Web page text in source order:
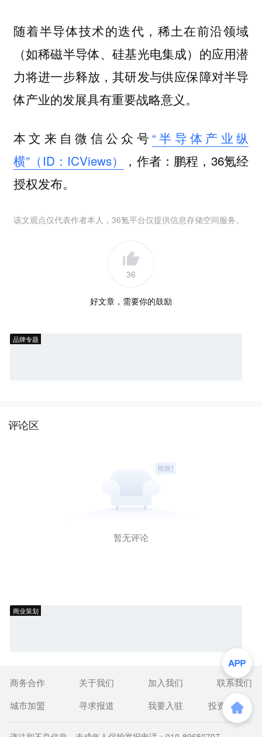
随着半导体技术的迭代，稀土在前沿领域
（如稀磁半导体、硅基光电集成）的应用潜
力将进一步释放，其研发与供应保障对半导
体产业的发展具有重要战略意义。
本文来自微信公众号 “半导体产业纵
横”（ID：ICViews）
，作者：鹏程，36氪经
授权发布。
该文观点仅代表作者本人，36氪平台仅提供信息存储空间服务。
36
好文章，需要你的鼓励
品牌专题
评论区
暂无评论
商业策划
商务合作 关于我们 加入我们
联系我们
城市加盟
寻求报道 我要入驻 投资者关系